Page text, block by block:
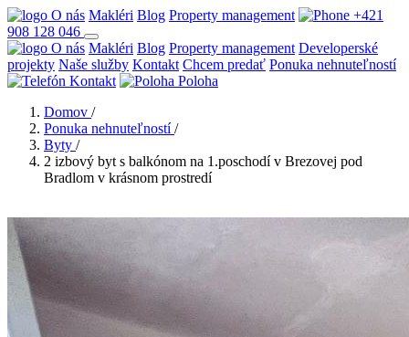
O nás Makléri Blog Property management
+421
908 128 046
O nás Makléri Blog Property management Developerské
projekty Naše služby Kontakt Chcem predať Ponuka nehnuteľností
Kontakt
Poloha
Domov /
Ponuka nehnuteľností /
Byty /
2 izbový byt s balkónom na 1.poschodí v Brezovej pod
Bradlom v krásnom prostredí